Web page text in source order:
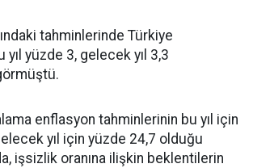
tahminlerinde Türkiye
yüzde 3, gelecek yıl 3,3
enflasyon tahminlerinin bu yıl için
yıl için yüzde 24,7 olduğu
işsizlik oranına ilişkin beklentilerin